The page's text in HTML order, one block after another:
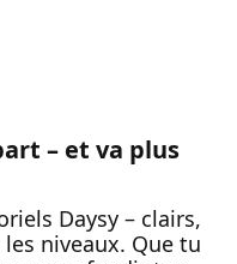
– et va plus
Daysy – clairs,
niveaux. Que tu